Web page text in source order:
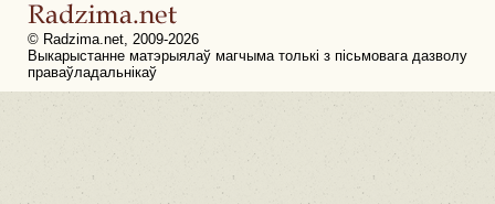
© Radzima.net, 2009-2026
Выкарыстанне матэрыялаў магчыма толькі з пісьмовага дазволу
праваўладальнікаў